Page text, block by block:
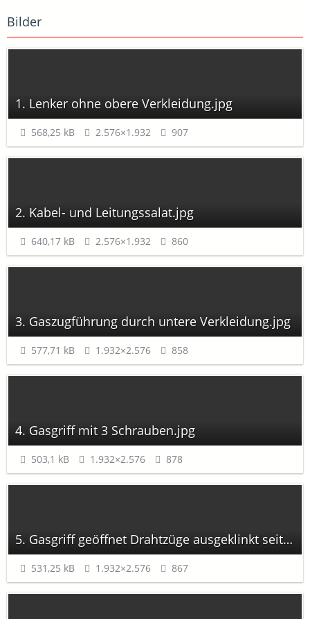
Bilder
1. Lenker ohne obere Verkleidung.jpg
568,25 kB 2.576×1.932 907
2. Kabel- und Leitungssalat.jpg
640,17 kB 2.576×1.932 860
3. Gaszugführung durch untere Verkleidung.jpg
577,71 kB 1.932×2.576 858
4. Gasgriff mit 3 Schrauben.jpg
503,1 kB 1.932×2.576 878
5. Gasgriff geöffnet Drahtzüge ausgeklinkt seitlich.jpg
531,25 kB 1.932×2.576 867